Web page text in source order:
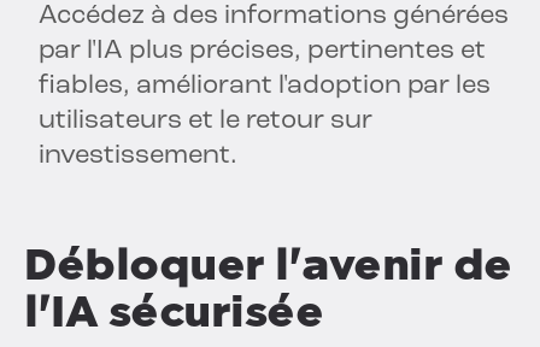
Accédez à des informations générées
par l'IA plus précises, pertinentes et
fiables, améliorant l'adoption par les
utilisateurs et le retour sur
investissement.
Débloquer l'avenir de
l'IA sécurisée